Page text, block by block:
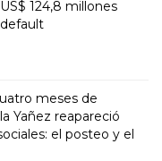
124,8 millones
meses de
Yañez reapareció
el posteo y el